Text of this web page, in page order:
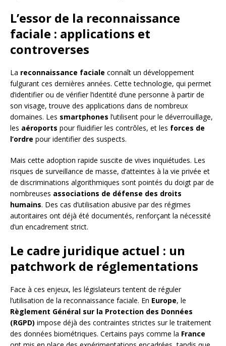
L’essor de la reconnaissance
faciale : applications et
controverses
La reconnaissance faciale connaît un développement
fulgurant ces dernières années. Cette technologie, qui permet
d’identifier ou de vérifier l’identité d’une personne à partir de
son visage, trouve des applications dans de nombreux
domaines. Les smartphones l’utilisent pour le déverrouillage,
les aéroports pour fluidifier les contrôles, et les forces de
l’ordre pour identifier des suspects.
Mais cette adoption rapide suscite de vives inquiétudes. Les
risques de surveillance de masse, d’atteintes à la vie privée et
de discriminations algorithmiques sont pointés du doigt par de
nombreuses associations de défense des droits
humains. Des cas d’utilisation abusive par des régimes
autoritaires ont déjà été documentés, renforçant la nécessité
d’un encadrement strict.
Le cadre juridique actuel : un
patchwork de réglementations
Face à ces enjeux, les législateurs tentent de réguler
l’utilisation de la reconnaissance faciale. En Europe, le
Règlement Général sur la Protection des Données
(RGPD) impose déjà des contraintes strictes sur le traitement
des données biométriques. Certains pays comme la France